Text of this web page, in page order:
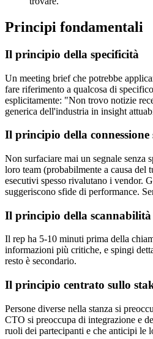
Principi fondamentali
Il principio della specificità
Un meeting brief che potrebbe
fare riferimento a qualcosa di
esplicitamente: "Non trovo notizie
generica dell'industria in insight
Il principio della connessione
Non surfaciare mai un segnale senza
loro team (probabilmente a causa
esecutivi spesso rivalutano i vendor.
suggeriscono sfide di performance.
Il principio della scannabilità
Il rep ha 5-10 minuti prima della
informazioni più critiche, e spingi
resto è secondario.
Il principio centrato sullo
Persone diverse nella stanza si
CTO si preoccupa di integrazione e
ruoli dei partecipanti e che anticipi le